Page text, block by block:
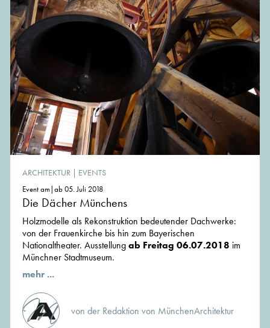
ARCHITEKTUR | EVENTS
Event am|ab 05. Juli 2018
Die Dächer Münchens
Holzmodelle als Rekonstruktion bedeutender Dachwerke:
von der Frauenkirche bis hin zum Bayerischen
Nationaltheater. Ausstellungab Freitag 06.07.2018 im
Münchner Stadtmuseum.
mehr ...
von der Redaktion von MünchenArchitektur